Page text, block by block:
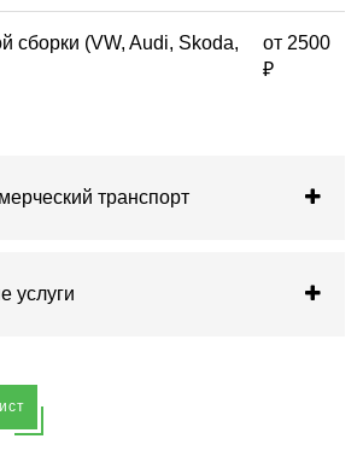
сборки (VW, Audi, Skoda,
от 2500
₽
транспорт
услуги